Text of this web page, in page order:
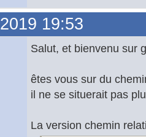
19:53
Salut, et bienvenu sur
êtes vous sur du
il ne se situerait pas
La version chemin